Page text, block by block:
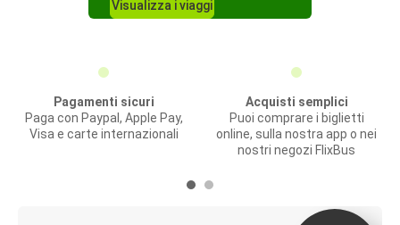
Visualizza i viaggi
Pagamenti sicuri
Paga con Paypal, Apple Pay,
Visa e carte internazionali
Acquisti semplici
Puoi comprare i biglietti
online, sulla nostra app o nei
nostri negozi FlixBus